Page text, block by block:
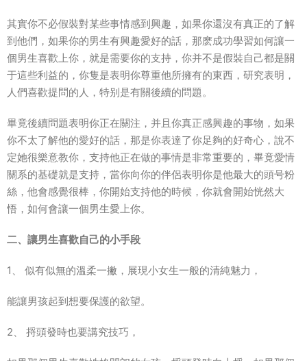
其實你不必假裝對某些事情感到興趣，如果你還沒有真正的了解
到他們，如果你的男生有興趣愛好的話，那麽成功學習如何讓一
個男生喜歡上你，就是需要你的支持，你并不是假裝自己都是關
于這些利益的，你隻是表明你尊重他所擁有的東西，研究表明，
人們喜歡提問的人，特别是有關後續的問題。
畢竟後續問題表明你正在關注，并且你真正感興趣的事物，如果
你不太了解他的愛好的話，那是你表達了你足夠的好奇心，說不
定她很樂意教你，支持他正在做的事情是非常重要的，畢竟愛情
關系的基礎就是支持，當你向你的伴侶表明你是他最大的頭号粉
絲，他會感覺很棒，你開始支持他的時候，你就會開始恍然大
悟，如何會讓一個男生愛上你。
二、讓男生喜歡自己的小手段
1、 似有似無的溫柔一撇，展現小女生一般的清純魅力，
能讓男孩起到想要保護的欲望。
2、 捋頭發時也要講究技巧，